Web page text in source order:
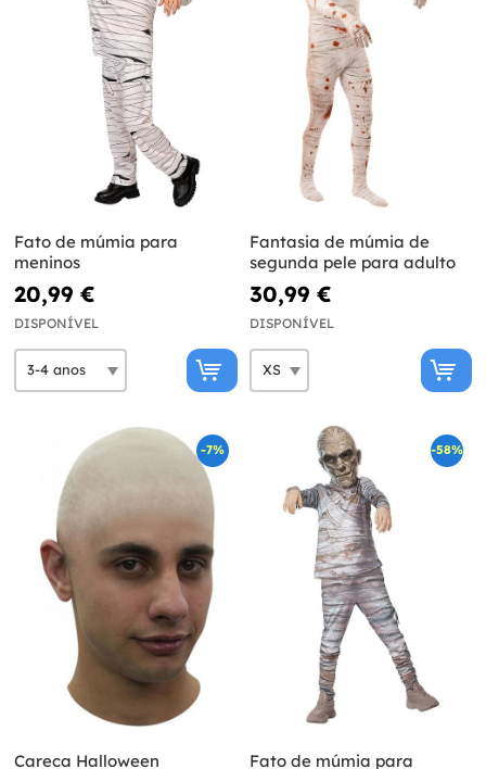
Fato de múmia para
meninos
20,99 €
DISPONÍVEL
Fantasia de múmia de
segunda pele para adulto
30,99 €
DISPONÍVEL
-7%
Careca Halloween
-58%
Fato de múmia para